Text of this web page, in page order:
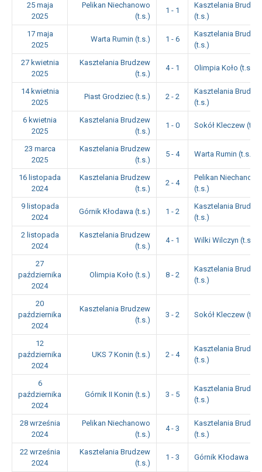
25 maja
2025
Pelikan Niechanowo
(t.s.)
1 - 1
Kasztelania
(t.s.)
17 maja
2025
Warta Rumin (t.s.) 1 - 6
Kasztelania
(t.s.)
27 kwietnia
2025
Kasztelania Brudzew
(t.s.)
4 - 1 Olimpia Koło (t.s.)
14 kwietnia
2025
Piast Grodziec (t.s.) 2 - 2
Kasztelania
(t.s.)
6 kwietnia
2025
Kasztelania Brudzew
(t.s.)
1 - 0 Sokół Kleczew (t.s.)
23 marca
2025
Kasztelania Brudzew
(t.s.)
5 - 4 Warta Rumin (t.s.)
16 listopada
2024
Kasztelania Brudzew
(t.s.)
2 - 4
Pelikan Niechanowo
(t.s.)
9 listopada
2024
Górnik Kłodawa (t.s.) 1 - 2
Kasztelania
(t.s.)
2 listopada
2024
Kasztelania Brudzew
(t.s.)
4 - 1 Wilki Wilczyn (t.s.)
27
października
2024
Olimpia Koło (t.s.) 8 - 2
Kasztelania
(t.s.)
20
października
2024
Kasztelania Brudzew
(t.s.)
3 - 2 Sokół Kleczew (t.s.)
12
października
2024
UKS 7 Konin (t.s.) 2 - 4
Kasztelania
(t.s.)
6
października
2024
Górnik II Konin (t.s.) 3 - 5
Kasztelania
(t.s.)
28 września
2024
Pelikan Niechanowo
(t.s.)
4 - 3
Kasztelania
(t.s.)
22 września
2024
Kasztelania Brudzew
(t.s.)
1 - 3 Górnik Kłodawa